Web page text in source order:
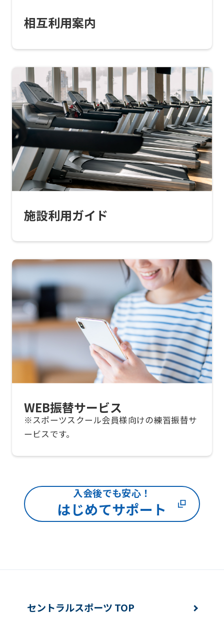
相互利用案内
施設利用ガイド
WEB振替サービス
※スポーツスクール会員様向けの練習振替サ
ービスです。
入会後でも安心！
はじめてサポート
version
of
this
website
will
be
translated
mechanically,
be
accurate
translation.
The
translation
may
differ
the
original
We
that
you
fully
before
the
セントラルスポーツ TOP